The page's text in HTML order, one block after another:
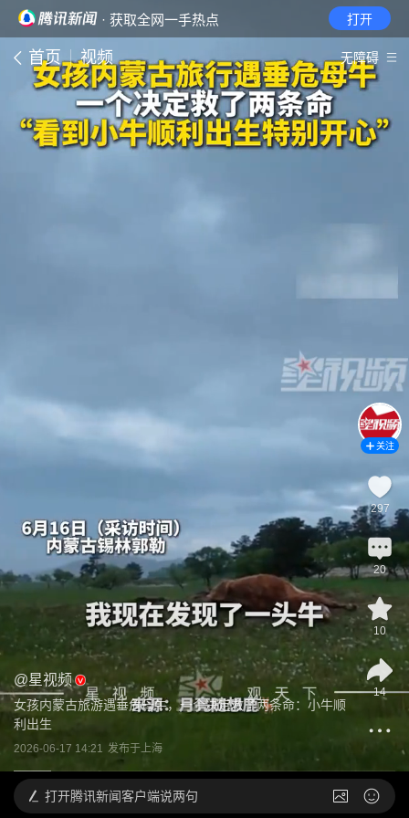
· 获取全网一手热点 打开
首页 视频 无障碍
@星视频
女孩内蒙古旅游遇垂危母牛，一个决定救了两条命：小牛顺
利出生
2026-06-17 14:21 发布于上海
关注
297
20
10
14
打开腾讯新闻客户端说两句